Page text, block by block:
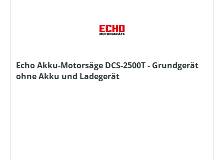
Echo Akku-Motorsäge DCS-2500T - Grundgerät
ohne Akku und Ladegerät